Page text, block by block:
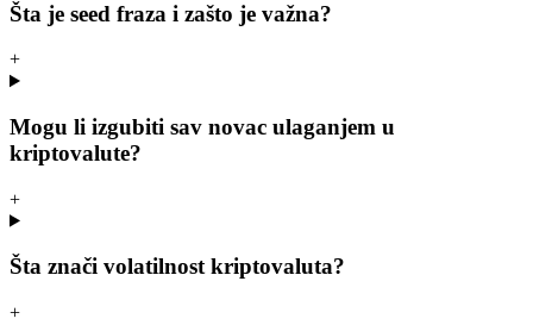
Šta je seed fraza i zašto je važna?
+
Mogu li izgubiti sav novac ulaganjem u
kriptovalute?
+
Šta znači volatilnost kriptovaluta?
+